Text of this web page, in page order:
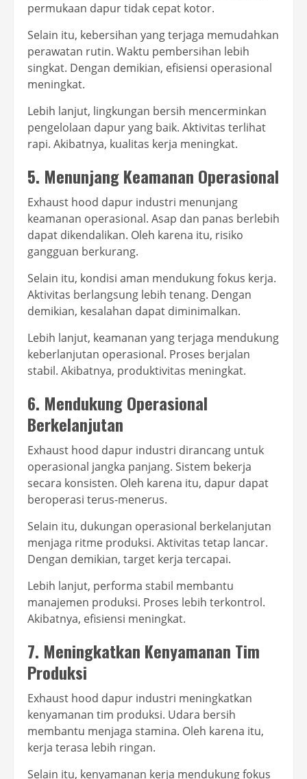
permukaan dapur tidak cepat kotor.
Selain itu, kebersihan yang terjaga memudahkan
perawatan rutin. Waktu pembersihan lebih
singkat. Dengan demikian, efisiensi operasional
meningkat.
Lebih lanjut, lingkungan bersih mencerminkan
pengelolaan dapur yang baik. Aktivitas terlihat
rapi. Akibatnya, kualitas kerja meningkat.
5. Menunjang Keamanan Operasional
Exhaust hood dapur industri menunjang
keamanan operasional. Asap dan panas berlebih
dapat dikendalikan. Oleh karena itu, risiko
gangguan berkurang.
Selain itu, kondisi aman mendukung fokus kerja.
Aktivitas berlangsung lebih tenang. Dengan
demikian, kesalahan dapat diminimalkan.
Lebih lanjut, keamanan yang terjaga mendukung
keberlanjutan operasional. Proses berjalan
stabil. Akibatnya, produktivitas meningkat.
6. Mendukung Operasional
Berkelanjutan
Exhaust hood dapur industri dirancang untuk
operasional jangka panjang. Sistem bekerja
secara konsisten. Oleh karena itu, dapur dapat
beroperasi terus-menerus.
Selain itu, dukungan operasional berkelanjutan
menjaga ritme produksi. Aktivitas tetap lancar.
Dengan demikian, target kerja tercapai.
Lebih lanjut, performa stabil membantu
manajemen produksi. Proses lebih terkontrol.
Akibatnya, efisiensi meningkat.
7. Meningkatkan Kenyamanan Tim
Produksi
Exhaust hood dapur industri meningkatkan
kenyamanan tim produksi. Udara bersih
membantu menjaga stamina. Oleh karena itu,
kerja terasa lebih ringan.
Selain itu, kenyamanan kerja mendukung fokus